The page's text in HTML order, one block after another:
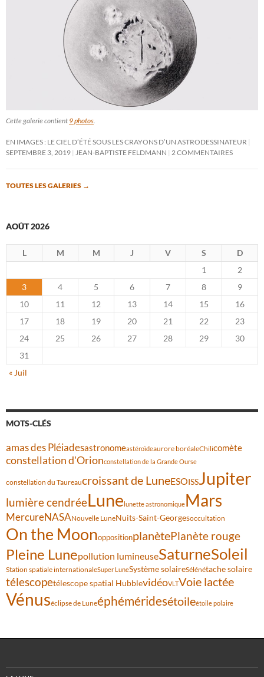
Cette galerie contient 9 photos.
EN IMAGES : LE CIEL D’ÉTÉ SOUS LES CRAYONS D’UN ASTRODESSINATEUR
SEPTEMBRE 3, 2019 JEAN-BAPTISTE FELDMANN 2 COMMENTAIRES
TOUTES LES GALERIES →
AOÛT 2026
L M M J V S
D
1
2
3
4 5 6 7 8
9
10
11 12 13 14 15
16
17
18 19 20 21 22
23
24
25 26 27 28 29
30
31
« Juil
MOTS-CLÉS
amas des Pléiadesastronomeastéroïdeaurore boréaleChilicomète
constellation d'Orionconstellation de la Grande Ourse
constellation du Taureaucroissant de LuneESOISSJupiter
lumière cendréeLune lunette astronomiqueMars
MercureNASANouvelle LuneNuits-Saint-Georgesoccultation
On the MoonoppositionplanètePlanète rouge
Pleine Lunepollution lumineuseSaturneSoleil
Station spatiale internationaleSuper LuneSystème solaireSélénétache solaire
télescopetélescope spatial HubblevidéoVLTVoie lactée
Vénuséclipse de Luneéphéméridesétoileétoile polaire